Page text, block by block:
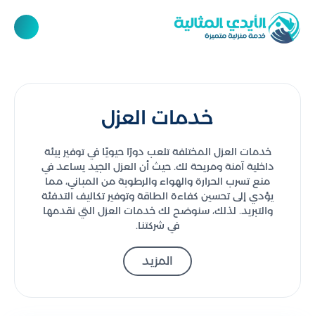
خدمات العزل
خدمات العزل المختلفة تلعب دورًا حيويًا في توفير بيئة
داخلية آمنة ومريحة لك. حيث أن العزل الجيد يساعد في
منع تسرب الحرارة والهواء والرطوبة من المباني، مما
يؤدي إلى تحسين كفاءة الطاقة وتوفير تكاليف التدفئة
والتبريد. لذلك، سنوضح لك خدمات العزل التي نقدمها
في شركتنا.
اهم خدمات العزل التي نقدمها
في شركة الأيدي المثالية
المزيد